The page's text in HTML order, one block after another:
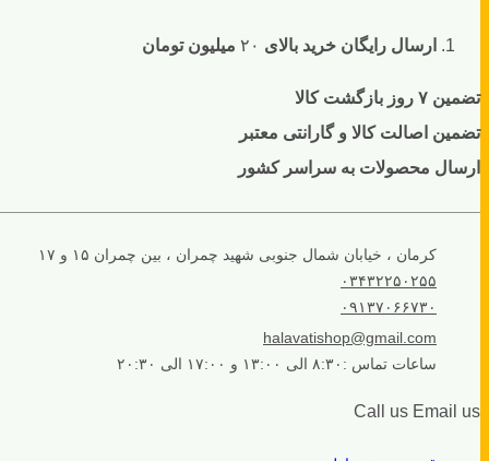
ارسال رایگان خرید بالای میلیون تومان
تضمین ۷ روز بازگشت کالا
تضمین اصالت کالا و گارانتی معتبر
ارسال محصولات به سراسر کشور
کرمان ، خیابان شمال جنوبی شهید چمران ، بین چمران ۱۵ و ۱۷
۰۳۴۳۲۲۵۰۲۵۵
۰۹۱۳۷۰۶۶۷۳۰
halavatishop@gmail.com
ساعات تماس :۸:۳۰ الی ۱۳:۰۰ و ۱۷:۰۰ الی ۲۰:۳۰
Call us Email us